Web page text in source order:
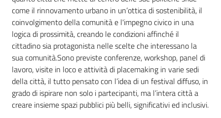
come il rinnovamento urbano in un’ottica di sostenibilità, il
coinvolgimento della comunità e l'impegno civico in una
logica di prossimità, creando le condizioni affinché il
cittadino sia protagonista nelle scelte che interessano la
sua comunità.Sono previste conferenze, workshop, panel di
lavoro, visite in loco e attività di placemaking in varie sedi
della città, il tutto pensato con l’idea di un festival diffuso, in
grado di ispirare non solo i partecipanti, ma l’intera città a
creare insieme spazi pubblici più belli, significativi ed inclusivi.